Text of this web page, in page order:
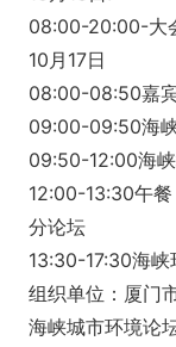
08:00-20:00-大
10月17日
08:00-08:50嘉
09:00-09:50海
09:50-12:00海
12:00-13:30午餐
分论坛
13:30-17:30海
组织单位：厦门
海峡城市环境论